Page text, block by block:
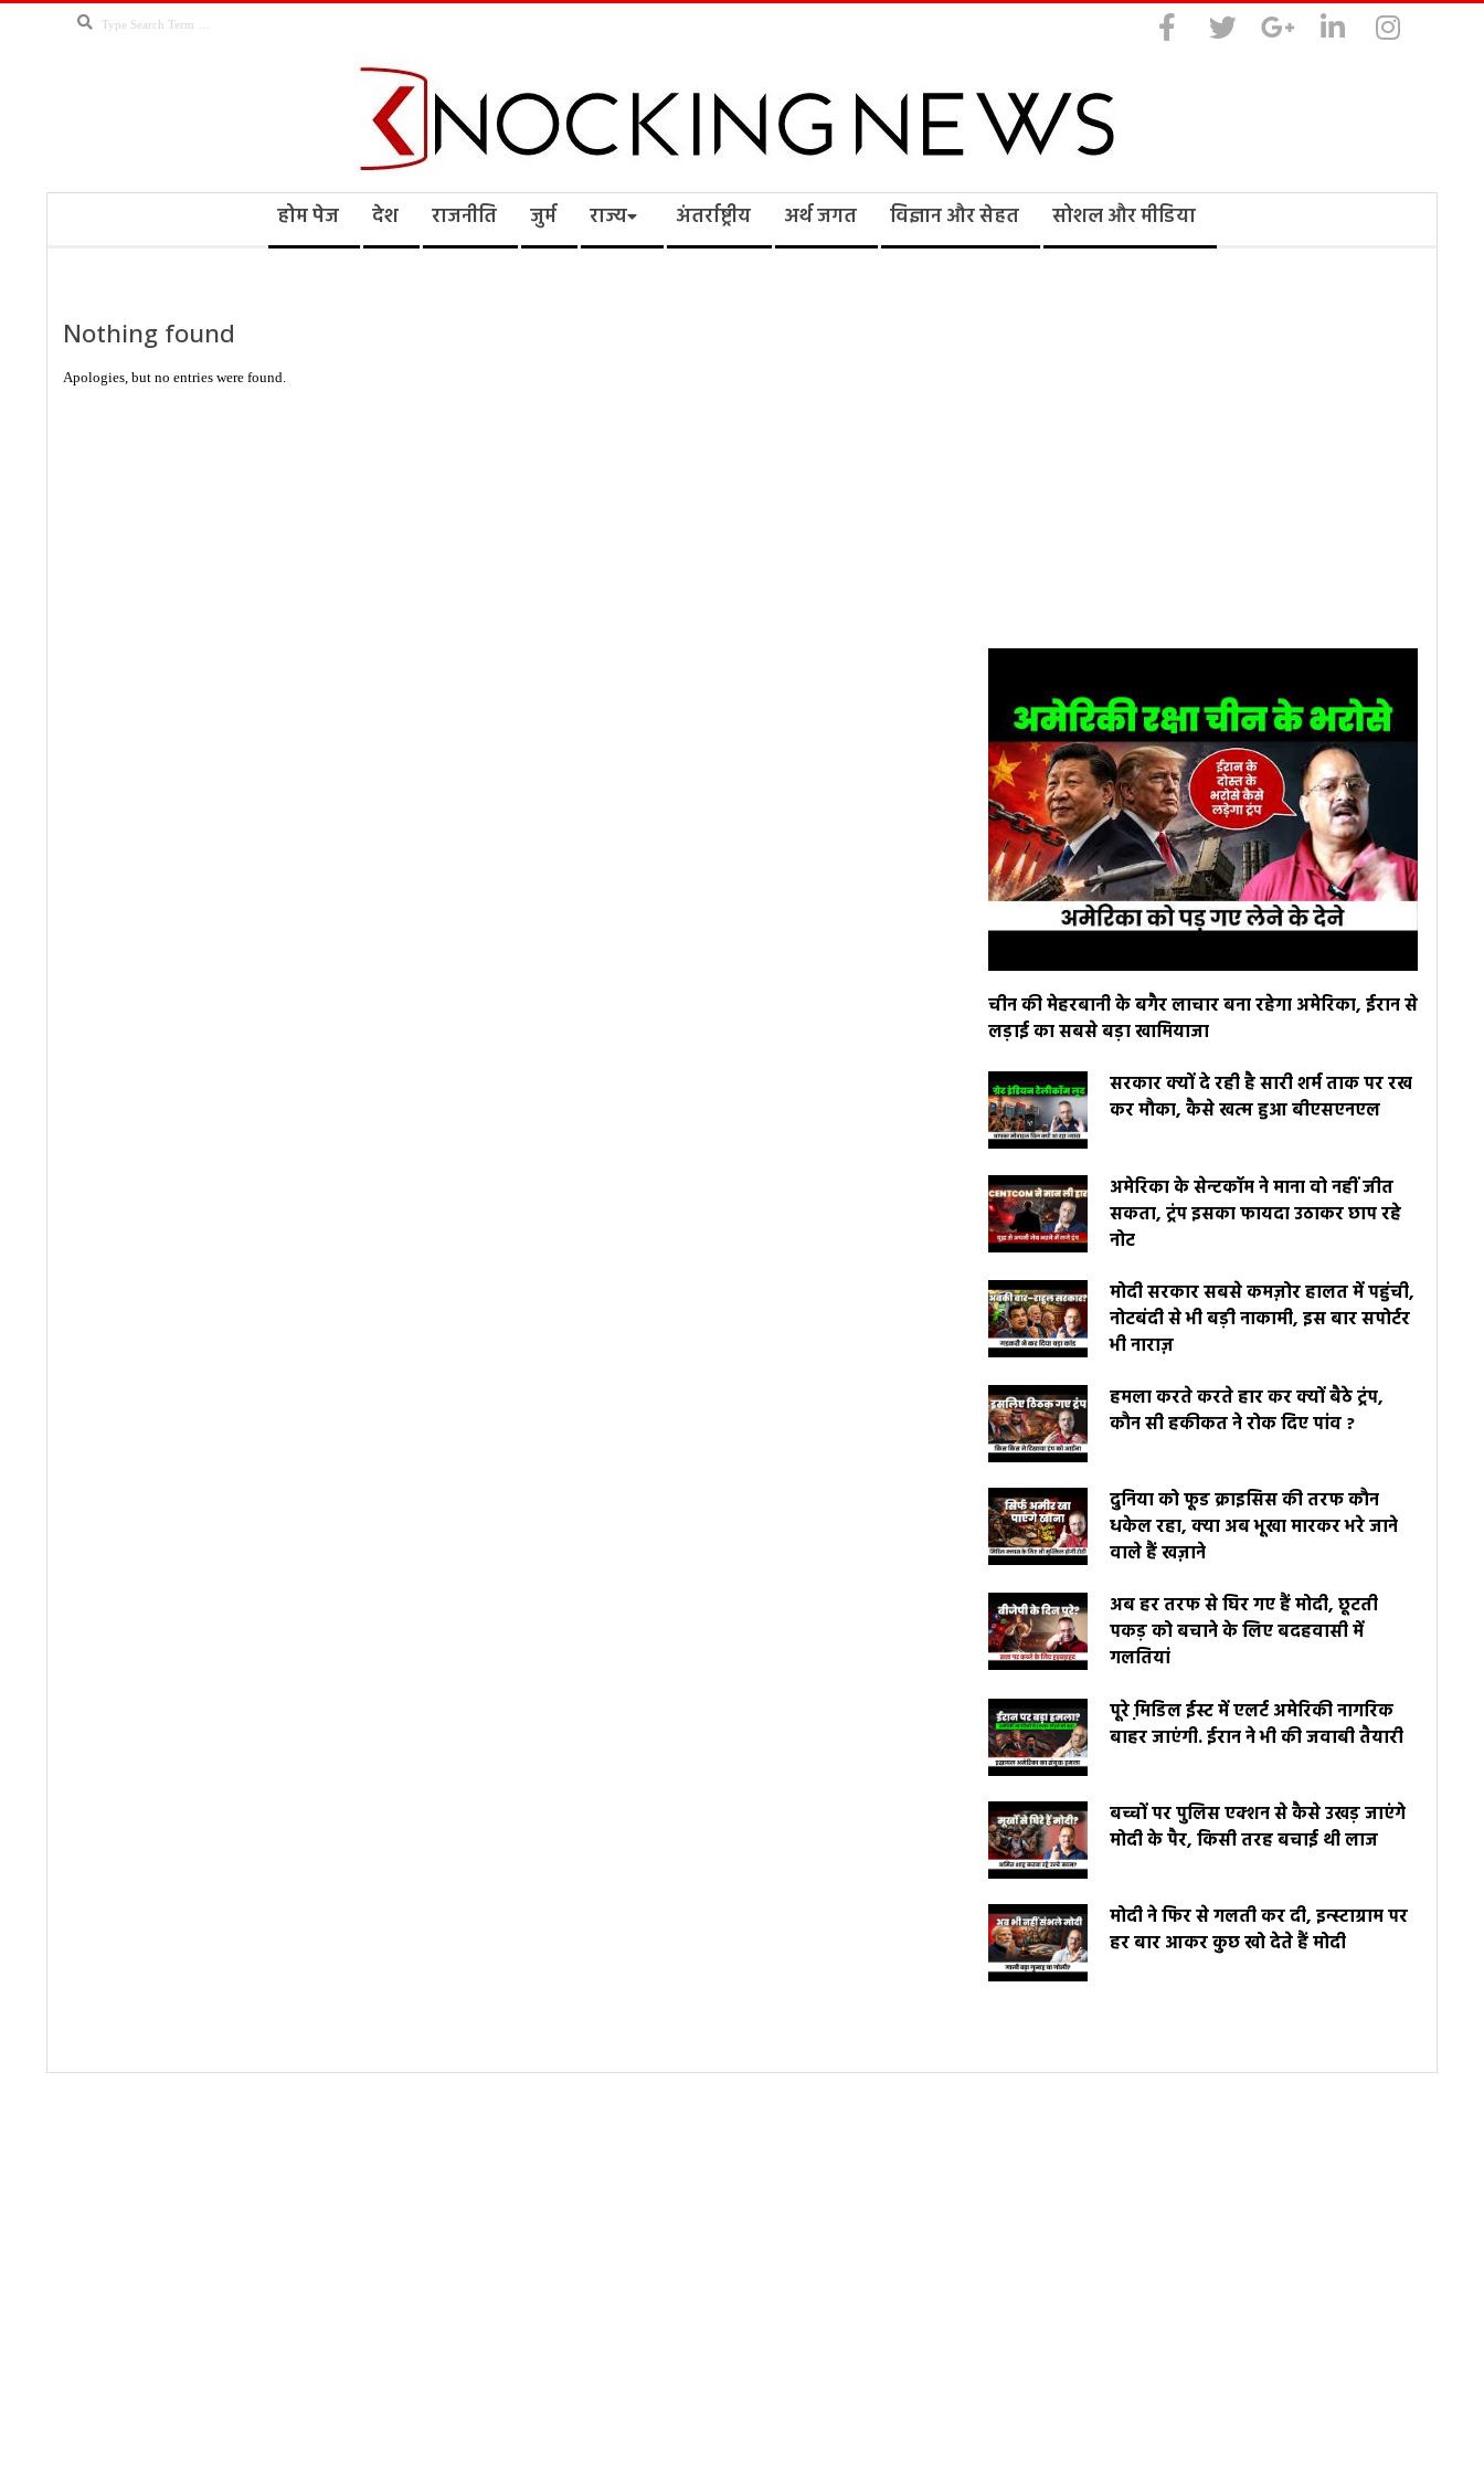
Search
Knocking
होम पेज देश राजनीति जुर्म राज्य अंतर्राष्ट्रीय अर्थ जगत विज्ञान और सेहत सोशल और मीडिया
Nothing found
Apologies, but no entries were found.
चीन की मेहरबानी के बगैर लाचार बना रहेगा अमेरिका, ईरान से
लड़ाई का सबसे बड़ा खामियाजा
सरकार क्यों दे रही है सारी शर्म ताक पर रख
कर मौका, कैसे खत्म हुआ बीएसएनएल
अमेरिका के सेन्टकॉम ने माना वो नहीं जीत
सकता, ट्रंप इसका फायदा उठाकर छाप रहे
नोट
मोदी सरकार सबसे कमज़ोर हालत में पहुंची,
नोटबंदी से भी बड़ी नाकामी, इस बार सपोर्टर
भी नाराज़
हमला करते करते हार कर क्यों बैठे ट्रंप,
कौन सी हकीकत ने रोक दिए पांव ?
दुनिया को फूड क्राइसिस की तरफ कौन
धकेल रहा, क्या अब भूखा मारकर भरे जाने
वाले हैं खज़ाने
अब हर तरफ से घिर गए हैं मोदी, छूटती
पकड़ को बचाने के लिए बदहवासी में
गलतियां
पूरे मि़डिल ईस्ट में एलर्ट अमेरिकी नागरिक
बाहर जाएंगी. ईरान ने भी की जवाबी तैयारी
बच्चों पर पुलिस एक्शन से कैसे उखड़ जाएंगे
मोदी के पैर, किसी तरह बचाई थी लाज
मोदी ने फिर से गलती कर दी, इन्स्टाग्राम पर
हर बार आकर कुछ खो देते हैं मोदी